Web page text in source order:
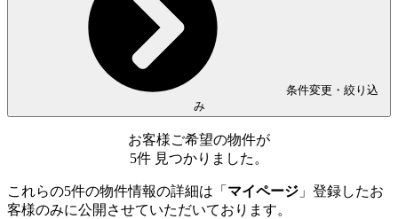
条件変更・絞り込
み
お客様ご希望の物件が
5件 見つかりました。
これらの5件の物件情報の詳細は「 マイページ 」登録したお
客様のみに公開させていただいております。